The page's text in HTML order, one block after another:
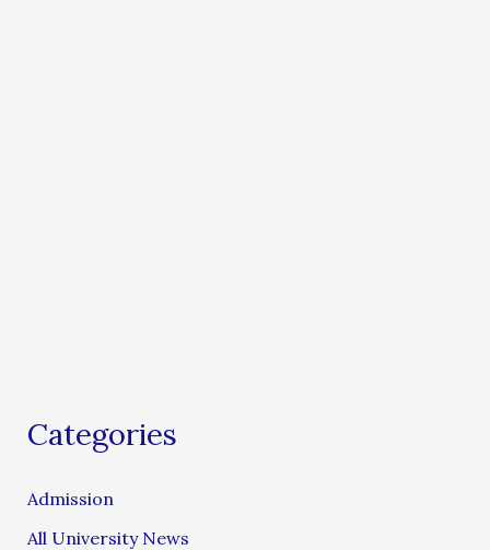
Categories
Admission
All University News